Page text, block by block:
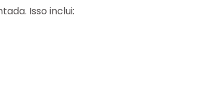
Isso inclui: